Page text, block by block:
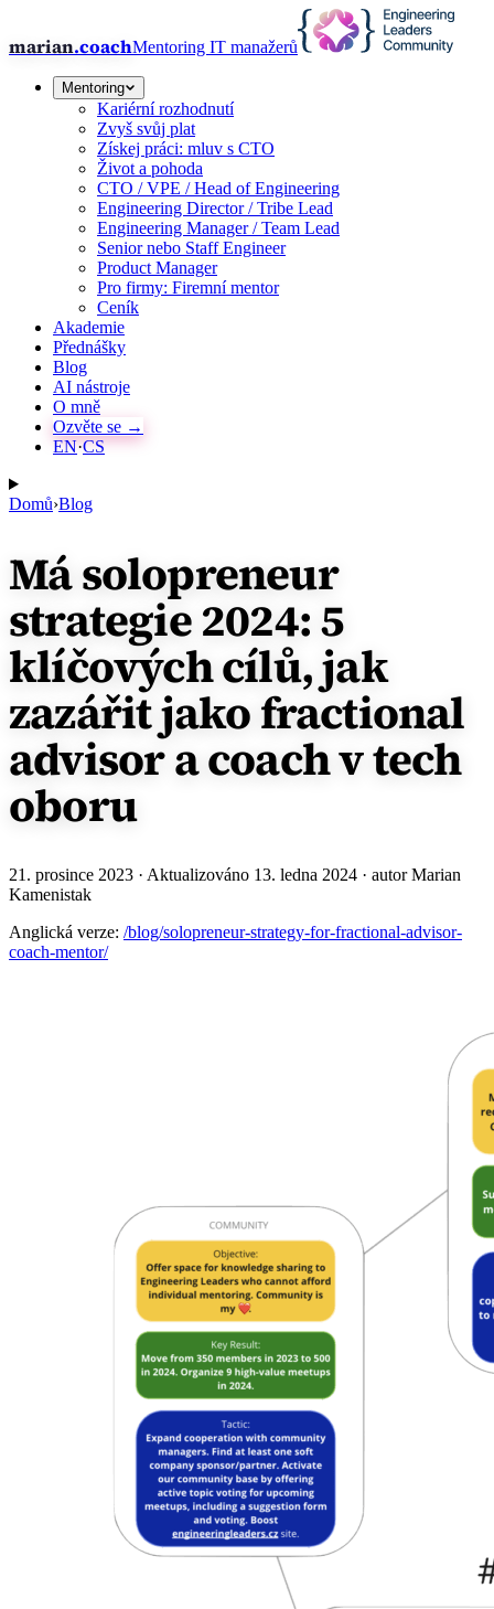
marian.coachMentoring IT manažerů
Mentoring
Kariérní rozhodnutí
Zvyš svůj plat
Získej práci: mluv s CTO
Život a pohoda
CTO / VPE / Head of Engineering
Engineering Director / Tribe Lead
Engineering Manager / Team Lead
Senior nebo Staff Engineer
Product Manager
Pro firmy: Firemní mentor
Ceník
Akademie
Přednášky
Blog
AI nástroje
O mně
Ozvěte se →
EN·CS
Domů›Blog
Má solopreneur
strategie 2024: 5
klíčových cílů, jak
zazářit jako fractional
advisor a coach v tech
oboru
21. prosince 2023 · Aktualizováno 13. ledna 2024 · autor Marian
Kamenistak
Anglická verze: /blog/solopreneur-strategy-for-fractional-advisor-
coach-mentor/